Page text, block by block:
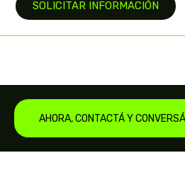
SOLICITAR INFORMACIÓN
AHORA, CONTACTÁ Y